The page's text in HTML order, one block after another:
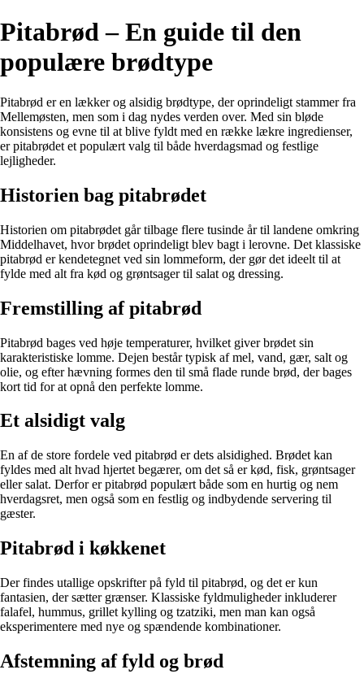
Pitabrød – En guide til den
populære brødtype
Pitabrød er en lækker og alsidig brødtype, der oprindeligt stammer fra
Mellemøsten, men som i dag nydes verden over. Med sin bløde
konsistens og evne til at blive fyldt med en række lækre ingredienser,
er pitabrødet et populært valg til både hverdagsmad og festlige
lejligheder.
Historien bag pitabrødet
Historien om pitabrødet går tilbage flere tusinde år til landene omkring
Middelhavet, hvor brødet oprindeligt blev bagt i lerovne. Det klassiske
pitabrød er kendetegnet ved sin lommeform, der gør det ideelt til at
fylde med alt fra kød og grøntsager til salat og dressing.
Fremstilling af pitabrød
Pitabrød bages ved høje temperaturer, hvilket giver brødet sin
karakteristiske lomme. Dejen består typisk af mel, vand, gær, salt og
olie, og efter hævning formes den til små flade runde brød, der bages
kort tid for at opnå den perfekte lomme.
Et alsidigt valg
En af de store fordele ved pitabrød er dets alsidighed. Brødet kan
fyldes med alt hvad hjertet begærer, om det så er kød, fisk, grøntsager
eller salat. Derfor er pitabrød populært både som en hurtig og nem
hverdagsret, men også som en festlig og indbydende servering til
gæster.
Pitabrød i køkkenet
Der findes utallige opskrifter på fyld til pitabrød, og det er kun
fantasien, der sætter grænser. Klassiske fyldmuligheder inkluderer
falafel, hummus, grillet kylling og tzatziki, men man kan også
eksperimentere med nye og spændende kombinationer.
Afstemning af fyld og brød